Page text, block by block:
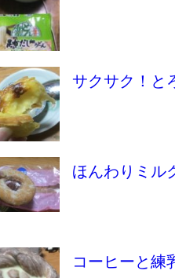
サクサク！と
ほんわりミル
コーヒーと練